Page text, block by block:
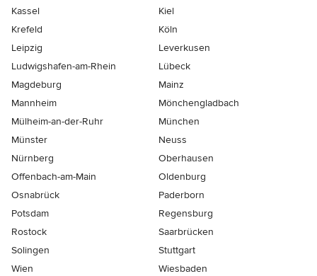
Kassel
Kiel
Krefeld
Köln
Leipzig
Leverkusen
Ludwigshafen-am-Rhein
Lübeck
Magdeburg
Mainz
Mannheim
Mönchen­gladbach
Mülheim-an-der-Ruhr
München
Münster
Neuss
Nürnberg
Oberhausen
Offenbach-am-Main
Oldenburg
Osnabrück
Paderborn
Potsdam
Regensburg
Rostock
Saarbrücken
Solingen
Stuttgart
Wien
Wiesbaden